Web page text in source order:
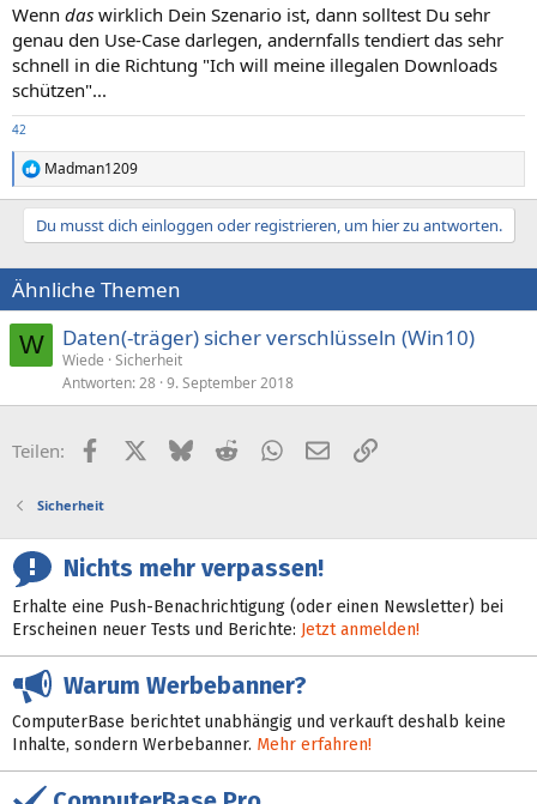
Wenn das wirklich Dein Szenario ist, dann solltest Du sehr
genau den Use-Case darlegen, andernfalls tendiert das sehr
schnell in die Richtung "Ich will meine illegalen Downloads
schützen"...
42
R
e
a
i
o
n
e
n
:
Madman1209
Du musst dich einloggen oder registrieren, um hier zu antworten.
Ähnliche Themen
W Daten(-träger) sicher verschlüsseln (Win10)
Wiede Sicherheit
Antworten 28 9. September 2018
Teilen: FacebookX (Twitter)
BlueskyRedditWhatsApp
E-MailLink
Sicherheit
Nichts mehr verpassen!
Erhalte eine Push-Benachrichtigung (oder einen Newsletter) bei
Erscheinen neuer Tests und Berichte: Jetzt anmelden!
Warum Werbebanner?
ComputerBase berichtet unabhängig und verkauft deshalb keine
Inhalte, sondern Werbebanner. Mehr erfahren!